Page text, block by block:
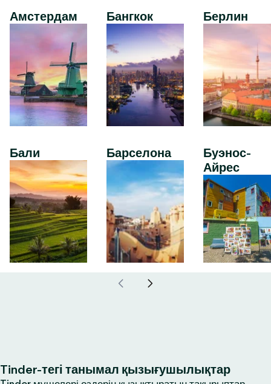
Амстердам
Бали
Бангкок
Барселона
Берлин
Буэнос-
Айрес
Tinder-тегі танымал қызығушылықтар